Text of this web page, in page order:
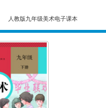
人教版九年级美术电子课本